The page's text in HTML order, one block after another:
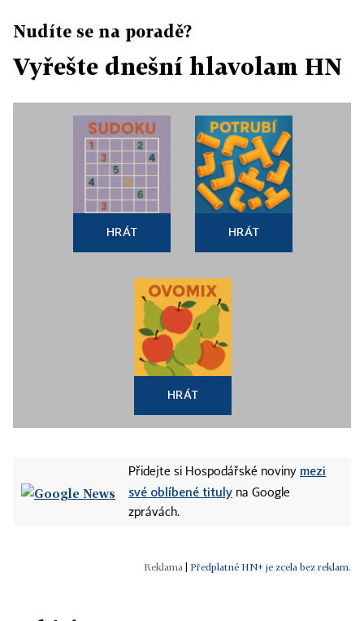
Nudíte se na poradě?
Vyřešte dnešní hlavolam HN
HRÁT HRÁT
HRÁT
Přidejte si Hospodářské noviny mezi
své oblíbené tituly na Google
zprávách.
Předplatné HN+ je zcela bez reklam.